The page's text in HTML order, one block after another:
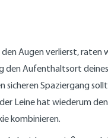
Augen verlierst, raten
Aufenthaltsort
Spaziergang
Leine hat wiederum
kombinieren.